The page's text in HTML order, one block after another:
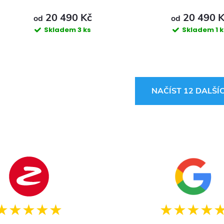
od 20 490 Kč
Skladem3 ks
od 20 490
Skladem1
NAČÍST 12